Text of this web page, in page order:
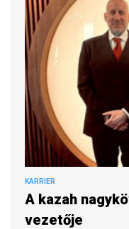
KARRIER
A kazah
vezetője